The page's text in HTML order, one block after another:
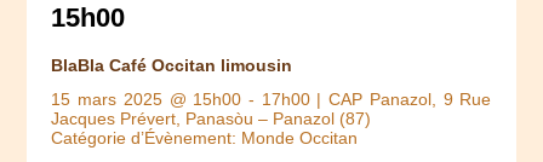
15h00
BlaBla Café Occitan limousin
15 mars 2025 @ 15h00 - 17h00| CAP Panazol, 9 Rue
Jacques Prévert, Panasòu – Panazol (87)
Catégorie d’Évènement: Monde Occitan